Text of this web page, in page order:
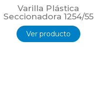
Varilla Plástica
Seccionadora 1254/55
Ver producto